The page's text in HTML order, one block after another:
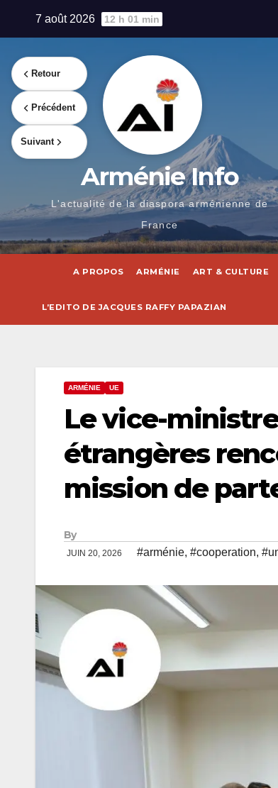
7 août 2026 12 h 01 min
Arménie Info
L'actualité de la diaspora arménienne de
France
A PROPOS ARMÉNIE ART & CULTURE
L’EDITO DE JACQUES RAFFY PAPAZIAN
ARMÉNIE UE
Le vice-
étrangères
mission de
By
JUIN 20, 2026 #arménie, #cooperation,
Retour
Précédent
Suivant